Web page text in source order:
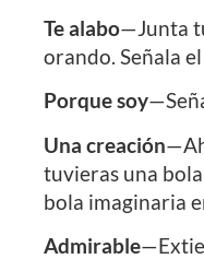
Te alabo—Junta
orando. Señala
Porque soy
Una creación
tuvieras una
bola imaginaria
Admirable